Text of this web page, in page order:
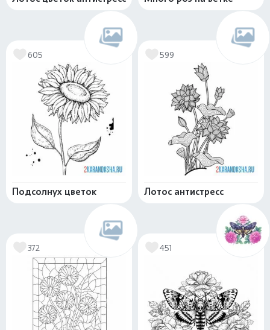
605
Подсолнух цветок
599
Лотос антистресс
372 451